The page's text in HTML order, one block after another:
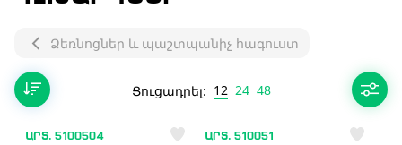
Ձեռնոցներ և պաշտպանիչ հագուստ
Ցուցադրել: 12 24 48
ԱՐՏ. 5100504 ԱՐՏ. 510051